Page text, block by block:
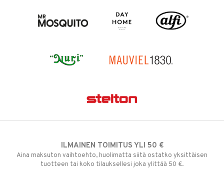
ILMAINEN TOIMITUS YLI 50 €
Aina maksuton vaihtoehto, huolimatta siitä ostatko yksittäisen
tuotteen tai koko tilauksellesi joka ylittää 50 €.